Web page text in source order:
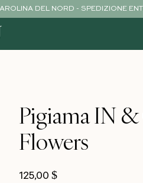
DEL NORD - SPEDIZIONE
Pigiama IN
Flowers
Prezzo normale
125,00 $